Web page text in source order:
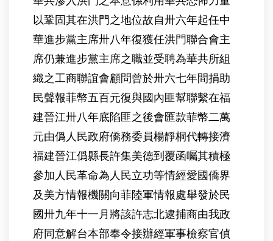
以鞏固其在洪門之地位故自卅六年起任中
華進步黨主席卅八年復獲任洪門聯合會主
席仍兼進步黨主席之職並受聘為華共所組
織之工商聯誼會顧問曾於卅六七年間捐助
民聲報菲幣五百元復與國內匪幫聯繫在福
建晉江卅八年底陷匪之後會匯款菲幣二萬
元由僞人民政府僑務委員楊靜桐代轉接濟
福建晉江僞縣長許集美德到覆函囑其積極
參加人民革命為人民立功等情經愛國僑界
及美方情報機關向菲陸軍情報處舉發於民
國卅九年十一月將該許志北逮捕商由我政
府同意解台本部奉令接辦經軍事檢察官偵